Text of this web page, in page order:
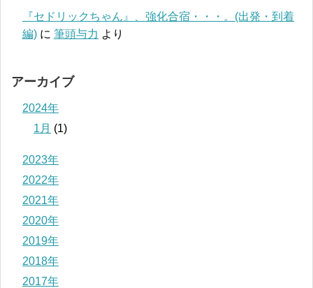
『セドリックちゃん』、強化合宿・・・。(出発・到着
編) に 筆頭与力 より
アーカイブ
2024年
1月 (1)
2023年
2022年
2021年
2020年
2019年
2018年
2017年